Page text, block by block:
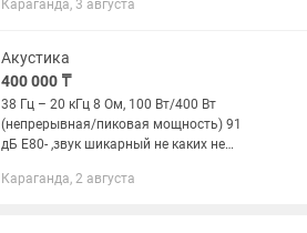
Караганда, 3 августа
Акустика
400 000 ₸
38 Гц – 20 кГц 8 Ом, 100 Вт/400 Вт
(непрерывная/пиковая мощность) 91
дБ E80- ,звук шикарный не каких не
объема на пиковой мощность не
Караганда, 2 августа